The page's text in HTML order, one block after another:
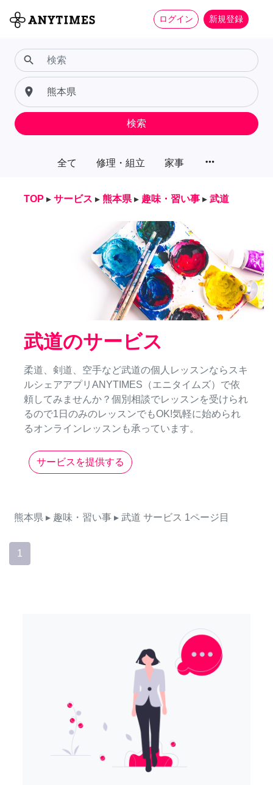
ログイン 新規登録
全て 修理・組立 家事 more_horiz
search
place
検索
TOP ▸ サービス ▸ 熊本県 ▸ 趣味・習い事 ▸ 武道
武道のサービス
柔道、剣道、空手など武道の個人レッスンならスキ
ルシェアアプリANYTIMES（エニタイムズ）で依
頼してみませんか？個別相談でレッスンを受けられ
るので1日のみのレッスンでもOK!気軽に始められ
るオンラインレッスンも承っています。
サービスを提供する
熊本県 ▸ 趣味・習い事 ▸ 武道 サービス 1ページ目
1